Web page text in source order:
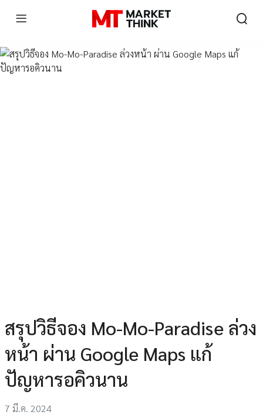
สรุปวิธีจอง Mo-Mo-Paradise ล่วง
หน้า ผ่าน Google Maps แก้
ปัญหารอคิวนาน
7 มี.ค. 2024